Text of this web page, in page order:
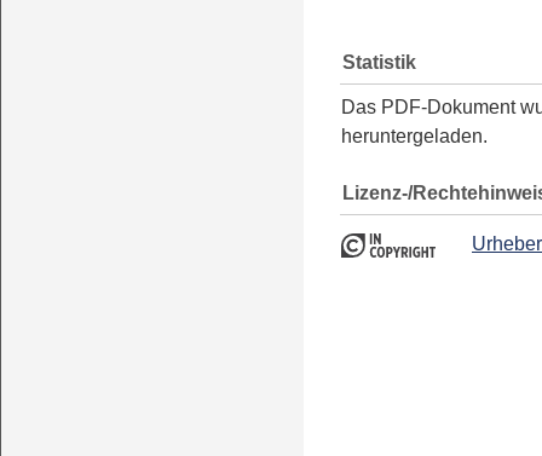
Statistik
Das PDF-Dokument
heruntergeladen.
Lizenz-/